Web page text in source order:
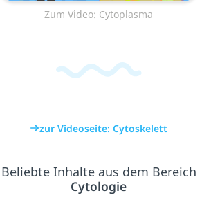
Zum Video: Cytoplasma
zur Videoseite: Cytoskelett
Beliebte Inhalte aus dem Bereich
Cytologie